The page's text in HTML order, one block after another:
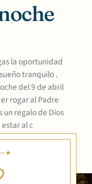
la oportunidad
tranquilo .
del 9 de abril
rogar al Padre
un regalo de Dios
al c